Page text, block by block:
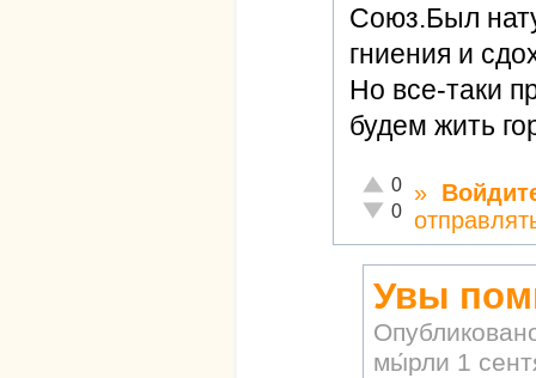
Союз.Был
гниения и
Но все-таки
будем жить
Отлично!
0
Неадекватно!
0
»
Увы
мы́рли 1